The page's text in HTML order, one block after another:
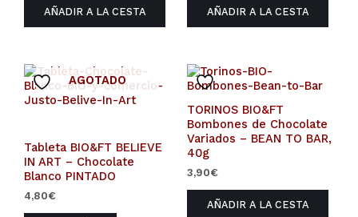
AÑADIR A LA CESTA AÑADIR A LA CESTA
AGOTADO
Tableta BIO&FT BELIEVE
IN ART – Chocolate
Blanco PINTADO
4,80€
TORINOS BIO&FT
Bombones de Chocolate
Variados – BEAN TO BAR,
40g
3,90€
AÑADIR A LA CESTA